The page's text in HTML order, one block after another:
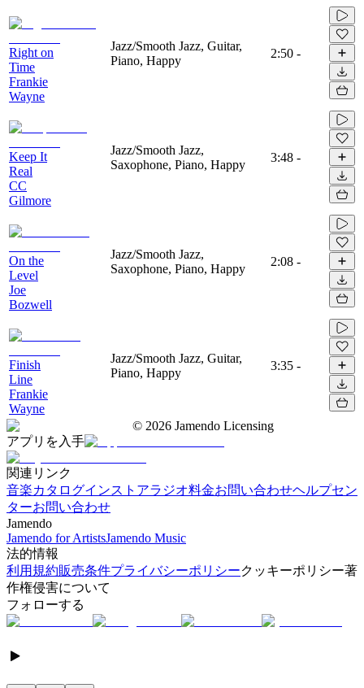
Right on
Time
Frankie
Wayne
Jazz/Smooth Jazz, Guitar,
Piano, Happy
2:50 -
Keep It
Real
CC
Gilmore
Jazz/Smooth Jazz,
Saxophone, Piano, Happy
3:48 -
On the
Level
Joe
Bozwell
Jazz/Smooth Jazz,
Saxophone, Piano, Happy
2:08 -
Finish
Line
Frankie
Wayne
Jazz/Smooth Jazz, Guitar,
Piano, Happy
3:35 -
© 2026 Jamendo Licensing
アプリを入手
関連リンク
音楽カタログインストアラジオ料金お問い合わせヘルプセン
ターお問い合わせ
Jamendo
Jamendo for ArtistsJamendo Music
法的情報
利用規約販売条件プライバシーポリシークッキーポリシー著
作権侵害について
フォローする